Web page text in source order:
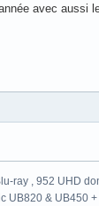
avec aussi
ray , 952 UHD
UB820 & UB450